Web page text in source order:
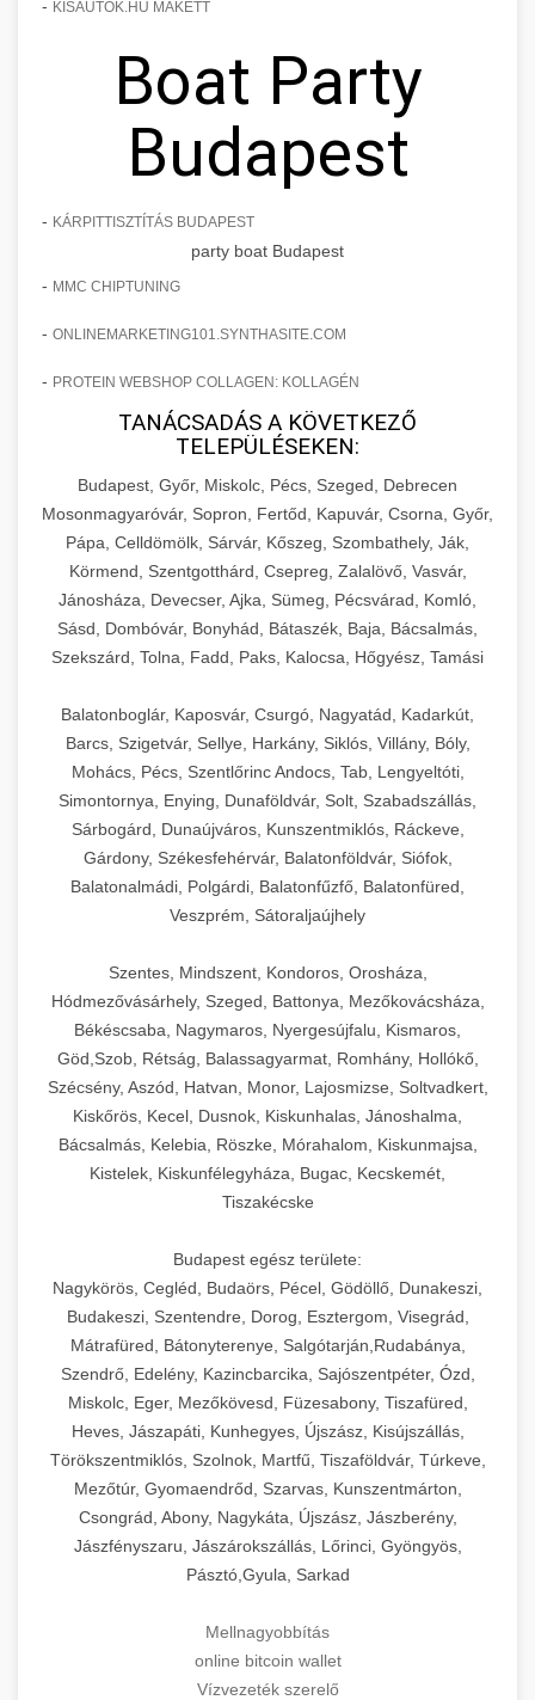
- KISAUTOK.HU MAKETT
Boat Party
Budapest
- KÁRPITTISZTÍTÁS BUDAPEST
party boat Budapest
- MMC CHIPTUNING
- ONLINEMARKETING101.SYNTHASITE.COM
- PROTEIN WEBSHOP COLLAGEN: KOLLAGÉN
TANÁCSADÁS A KÖVETKEZŐ
TELEPÜLÉSEKEN:
Budapest, Győr, Miskolc, Pécs, Szeged, Debrecen
Mosonmagyaróvár, Sopron, Fertőd, Kapuvár, Csorna, Győr,
Pápa, Celldömölk, Sárvár, Kőszeg, Szombathely, Ják,
Körmend, Szentgotthárd, Csepreg, Zalalövő, Vasvár,
Jánosháza, Devecser, Ajka, Sümeg, Pécsvárad, Komló,
Sásd, Dombóvár, Bonyhád, Bátaszék, Baja, Bácsalmás,
Szekszárd, Tolna, Fadd, Paks, Kalocsa, Hőgyész, Tamási
Balatonboglár, Kaposvár, Csurgó, Nagyatád, Kadarkút,
Barcs, Szigetvár, Sellye, Harkány, Siklós, Villány, Bóly,
Mohács, Pécs, Szentlőrinc Andocs, Tab, Lengyeltóti,
Simontornya, Enying, Dunaföldvár, Solt, Szabadszállás,
Sárbogárd, Dunaújváros, Kunszentmiklós, Ráckeve,
Gárdony, Székesfehérvár, Balatonföldvár, Siófok,
Balatonalmádi, Polgárdi, Balatonfűzfő, Balatonfüred,
Veszprém, Sátoraljaújhely
Szentes, Mindszent, Kondoros, Orosháza,
Hódmezővásárhely, Szeged, Battonya, Mezőkovácsháza,
Békéscsaba, Nagymaros, Nyergesújfalu, Kismaros,
Göd,Szob, Rétság, Balassagyarmat, Romhány, Hollókő,
Szécsény, Aszód, Hatvan, Monor, Lajosmizse, Soltvadkert,
Kiskőrös, Kecel, Dusnok, Kiskunhalas, Jánoshalma,
Bácsalmás, Kelebia, Röszke, Mórahalom, Kiskunmajsa,
Kistelek, Kiskunfélegyháza, Bugac, Kecskemét,
Tiszakécske
Budapest egész területe:
Nagykörös, Cegléd, Budaörs, Pécel, Gödöllő, Dunakeszi,
Budakeszi, Szentendre, Dorog, Esztergom, Visegrád,
Mátrafüred, Bátonyterenye, Salgótarján,Rudabánya,
Szendrő, Edelény, Kazincbarcika, Sajószentpéter, Ózd,
Miskolc, Eger, Mezőkövesd, Füzesabony, Tiszafüred,
Heves, Jászapáti, Kunhegyes, Újszász, Kisújszállás,
Törökszentmiklós, Szolnok, Martfű, Tiszaföldvár, Túrkeve,
Mezőtúr, Gyomaendrőd, Szarvas, Kunszentmárton,
Csongrád, Abony, Nagykáta, Újszász, Jászberény,
Jászfényszaru, Jászárokszállás, Lőrinci, Gyöngyös,
Pásztó,Gyula, Sarkad
Mellnagyobbítás
online bitcoin wallet
Vízvezeték szerelő